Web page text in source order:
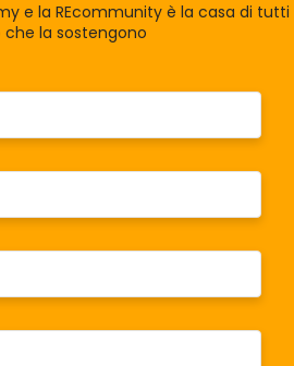
e la REcommunity è la casa di tutti
che la sostengono